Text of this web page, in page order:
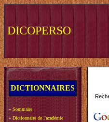
DICOPERSO
DICTIONNAIRES
» Sommaire
» Dictionnaire de l'académie